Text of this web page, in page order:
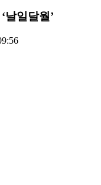
날일달월’